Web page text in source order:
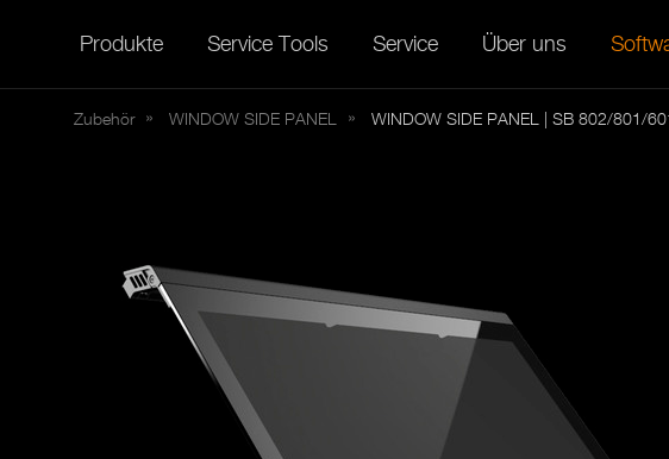
Produkte Service Tools Service Über uns
Zubehör WINDOW SIDE PANEL WINDOW SIDE PANEL | SB 802/801/